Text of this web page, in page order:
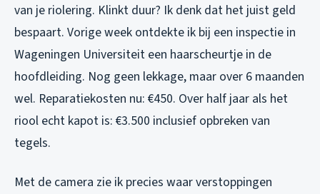
van je riolering. Klinkt duur? Ik denk dat het juist geld
bespaart. Vorige week ontdekte ik bij een inspectie in
Wageningen Universiteit een haarscheurtje in de
hoofdleiding. Nog geen lekkage, maar over 6 maanden
wel. Reparatiekosten nu: €450. Over half jaar als het
riool echt kapot is: €3.500 inclusief opbreken van
tegels.
Met de camera zie ik precies waar verstoppingen